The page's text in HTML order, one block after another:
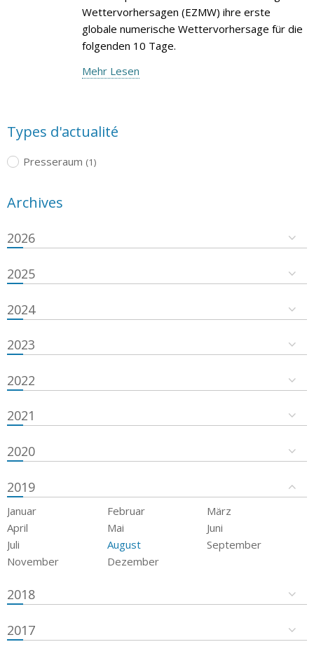
Wettervorhersagen (EZMW) ihre erste
globale numerische Wettervorhersage für die
folgenden 10 Tage.
Mehr Lesen
Types d'actualité
Presseraum (1)
Archives
2026
2025
2024
2023
2022
2021
2020
2019
Januar Februar
März
April
Mai
Juni
Juli
August
September
November
Dezember
2018
2017